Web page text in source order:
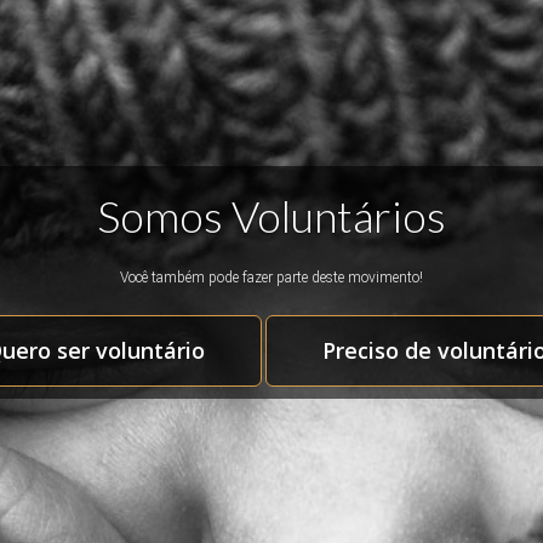
Somos Voluntários
Você também pode fazer parte deste movimento!
ser voluntário Preciso de